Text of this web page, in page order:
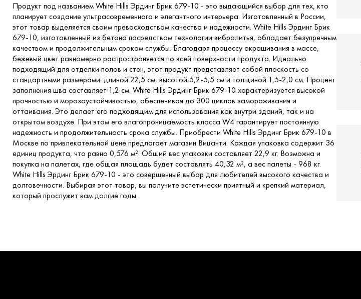
Продукт под названием White Hills Эрдинг Брик 679-10 - это выдающийся выбор для тех, кто
планирует создание ультрасовременного и элегантного интерьера. Изготовленный в России,
этот товар выделяется своим превосходством качества и надежности. White Hills Эрдинг Брик
679-10, изготовленный из бетона посредством технологии вибролитья, обладает безупречным
качеством и продолжительным сроком службы. Благодаря процессу окрашивания в массе,
бежевый цвет равномерно распространяется по всей поверхности продукта. Идеально
подходящий для отделки полов и стен, этот продукт представляет собой плоскость со
стандартными размерами: длиной 22,5 см, высотой 5,2-5,5 см и толщиной 1,5-2,0 см. Процент
заполнения шва составляет 1,2 см. White Hills Эрдинг Брик 679-10 характеризуется высокой
прочностью и морозоустойчивостью, обеспечивая до 300 циклов замораживания и
оттаивания. Это делает его подходящим для использования как внутри зданий, так и на
открытом воздухе. При этом его влагопроницаемость класса W4 гарантирует постоянную
надежность и продолжительность срока службы. Приобрести White Hills Эрдинг Брик 679-10 в
Москве по привлекательной цене предлагает магазин Вицанти. Каждая упаковка содержит 36
единиц продукта, что равно 0,576 м². Общий вес упаковки составляет 22,9 кг. Возможна и
покупка на палетах, где общая площадь будет составлять 40,32 м², а вес палеты - 968 кг.
White Hills Эрдинг Брик 679-10 - это совершенный выбор для любителей высокого качества и
долговечности. Выбирая этот товар, вы получите эстетически приятный и крепкий материал,
который прослужит вам долгие годы.